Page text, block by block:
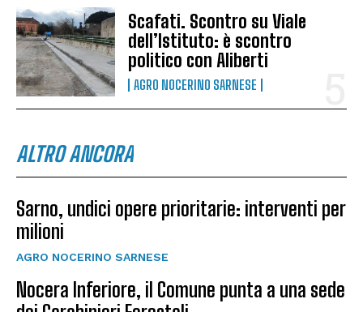
Scafati. Scontro su Viale
dell’Istituto: è scontro
politico con Aliberti
AGRO NOCERINO SARNESE
ALTRO ANCORA
Sarno, undici opere prioritarie: interventi per
milioni
AGRO NOCERINO SARNESE
Nocera Inferiore, il Comune punta a una sede